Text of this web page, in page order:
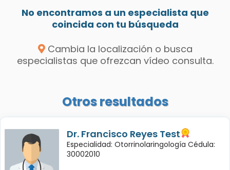
No encontramos a un especialista que
coincida con tu búsqueda
Cambia la localización o busca
especialistas que ofrezcan vídeo consulta.
Otros resultados
Dr. Francisco Reyes Test
Especialidad: Otorrinolaringología Cédula:
30002010